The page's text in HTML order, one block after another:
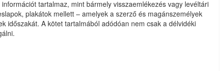
tartalmaz, mint bármely visszaemlékezés vagy levéltári
plakátok mellett – amelyek a szerző és magánszemélyek
időszakát. A kötet tartalmából adódóan nem csak a délvidéki